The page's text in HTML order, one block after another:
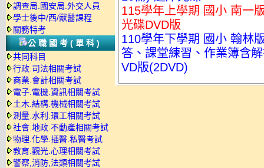
調查局.國安局.外交人員
學士後中/西/獸醫課程
關務特考
公職國考(單科)
共同科目
行政.司法相關考試
商業.會計相關考試
電子.電機.資訊相關考試
土木.結構.機械相關考試
測量.水利.環工相關考試
社會.地政.不動產相關考試
物理.化學.插醫.私醫考試
教育.觀光.心理相關考試
警察,消防,法類相關考試
115學年上學期 國小 南一
光碟DVD版
110學年下學期 國小 翰林
答、課堂練習、作業簿含
VD版(2DVD)